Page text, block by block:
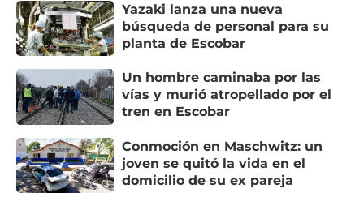
Yazaki lanza una nueva
búsqueda de personal para su
planta de Escobar
Un hombre caminaba por las
vías y murió atropellado por el
tren en Escobar
Conmoción en Maschwitz: un
joven se quitó la vida en el
domicilio de su ex pareja